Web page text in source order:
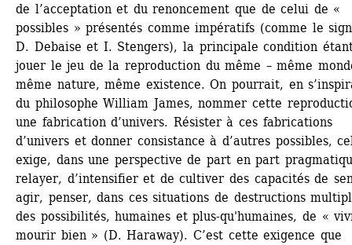
de l’acceptation et du renoncement que de celui de «
possibles » présentés comme impératifs (comme le
D. Debaise et I. Stengers), la principale condition
jouer le jeu de la reproduction du même – même
même nature, même existence. On pourrait, en
du philosophe William James, nommer cette
une fabrication d’univers. Résister à ces fabrications
d’univers et donner consistance à d’autres possibles,
exige, dans une perspective de part en part
relayer, d’intensifier et de cultiver des capacités de
agir, penser, dans ces situations de destructions
des possibilités, humaines et plus-qu'humaines, de «
mourir bien » (D. Haraway). C’est cette exigence que